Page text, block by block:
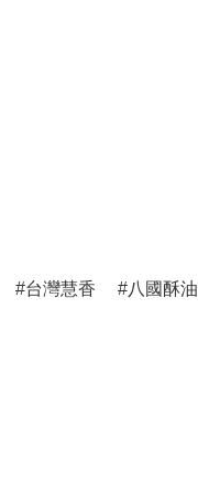
台灣慧香 八國酥油